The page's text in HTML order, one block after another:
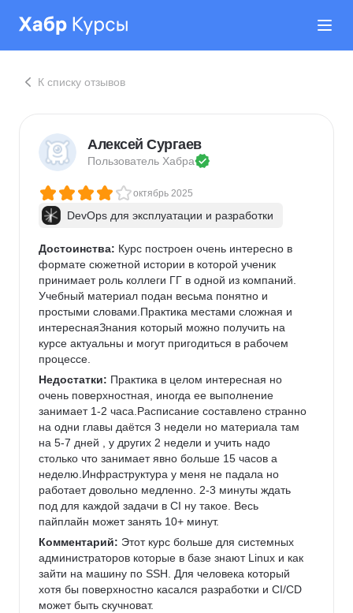
К списку отзывов
Алексей Сургаев
Пользователь Хабра
октябрь 2025
DevOps для эксплуатации и разработки
Достоинства: Курс построен очень интересно в
формате сюжетной истории в которой ученик
принимает роль коллеги ГГ в одной из компаний.
Учебный материал подан весьма понятно и
простыми словами.Практика местами сложная и
интереснаяЗнания который можно получить на
курсе актуальны и могут пригодиться в рабочем
процессе.
Недостатки: Практика в целом интересная но
очень поверхностная, иногда ее выполнение
занимает 1-2 часа.Расписание составлено странно
на одни главы даётся 3 недели но материала там
на 5-7 дней , у других 2 недели и учить надо
столько что занимает явно больше 15 часов а
неделю.Инфраструктура у меня не падала но
работает довольно медленно. 2-3 минуты ждать
под для каждой задачи в CI ну такое. Весь
пайплайн может занять 10+ минут.
Комментарий: Этот курс больше для системных
администраторов которые в базе знают Linux и как
зайти на машину по SSH. Для человека который
хотя бы поверхностно касался разработки и CI/CD
может быть скучноват.